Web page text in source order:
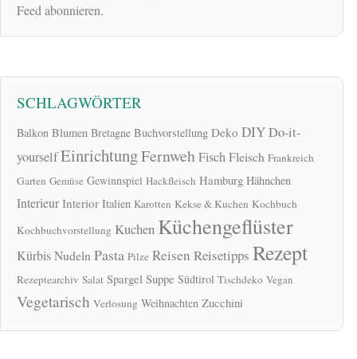
Feed abonnieren.
SCHLAGWÖRTER
Balkon Blumen Bretagne Buchvorstellung Deko DIYDo-it-
yourselfEinrichtungFernwehFischFleisch Frankreich
Garten Gemüse Gewinnspiel Hackfleisch Hamburg Hähnchen
Interieur Interior Italien Karotten Kekse & Kuchen Kochbuch
Kochbuchvorstellung Kuchen Küchengeflüster
KürbisNudeln Pasta Pilze Reisen Reisetipps Rezept
Rezeptearchiv Salat Spargel Suppe Südtirol Tischdeko Vegan
Vegetarisch Verlosung Weihnachten Zucchini